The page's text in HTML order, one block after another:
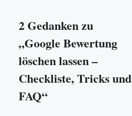
2 Gedanken zu
„Google Bewertung
löschen lassen –
Checkliste, Tricks und
FAQ“